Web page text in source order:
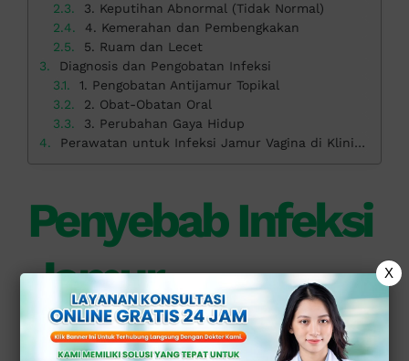
3. Keputihan Abnormal (Tidak Normal)
4. Kemerahan dan Pembengkakan
5. Ruam dan Lecet
Diagnosis dan Pengobatan Infeksi
1. Pengobatan Antijamur Topikal
2. Obat-Obatan Oral
3. Perubahan Gaya Hidup
Perawatan untuk Infeksi Jamur Vagina di Klinik Apollo
Penyebab Infeksi
Jamur
Inilah faktor yang dapat memicu
pertumbuhan berlebihan jamur
X